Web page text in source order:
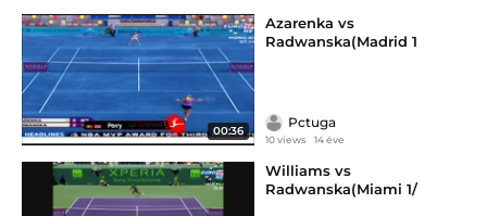
00:36
Azarenka vs
Radwanska(Madrid 1
Pctuga
10 views 14 éve
Williams vs
Radwanska(Miami 1/